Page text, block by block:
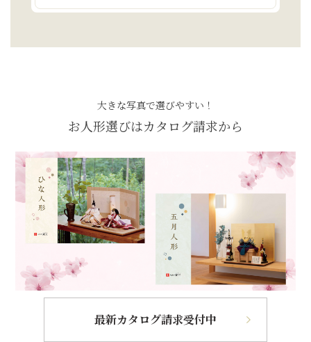
大きな写真で選びやすい！
お人形選びはカタログ請求から
最新カタログ請求受付中